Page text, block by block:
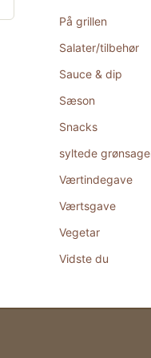
På grillen
Salater/tilbehør
Sauce & dip
Sæson
Snacks
syltede
Værtindegave
Værtsgave
Vegetar
Vidste du